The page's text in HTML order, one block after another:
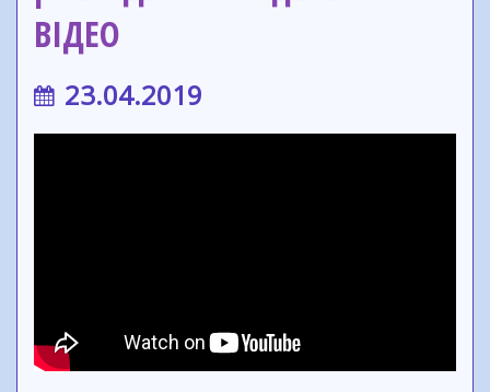
ВІДЕО
23.04.2019